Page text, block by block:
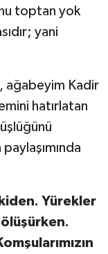
toptan yok
yani
ağabeyim Kadir
hatırlatan
Yürekler